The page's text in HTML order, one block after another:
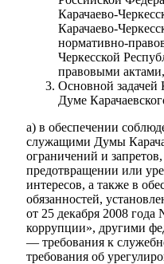
Карачаево-
Карачаево-
нормативно-
Черкесской
правовыми
Основной задачей
Думе
а) в обеспечении
служащими Думы
ограничений и
предотвращении или
интересов, а также в
обязанностей,
от 25 декабря 2008
коррупции», другими
— требования к
требования об